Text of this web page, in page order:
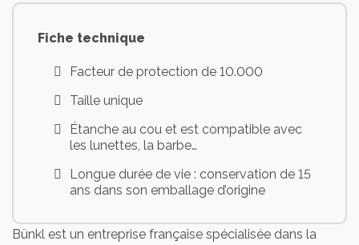
Fiche technique
Facteur de protection de 10.000
Taille unique
Étanche au cou et est compatible avec
les lunettes, la barbe…
Longue durée de vie : conservation de 15
ans dans son emballage d’origine
Bünkl est un entreprise française spécialisée dans la